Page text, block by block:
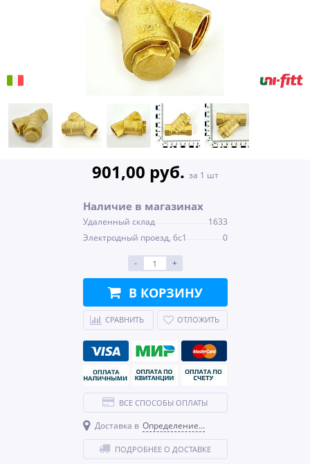
901,00 руб. за 1 шт
Наличие в магазинах
Удаленный склад
1633
Электродный проезд, 6с1
0
- +
В КОРЗИНУ
СРАВНИТЬ ОТЛОЖИТЬ
ВСЕ СПОСОБЫ ОПЛАТЫ
Доставка в Определение...
ПОДРОБНЕЕ О ДОСТАВКЕ